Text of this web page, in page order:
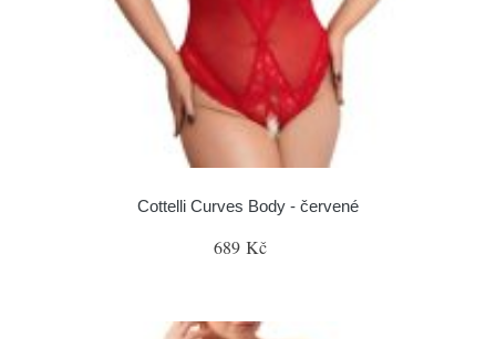
Cottelli Curves Body - červené
689 Kč